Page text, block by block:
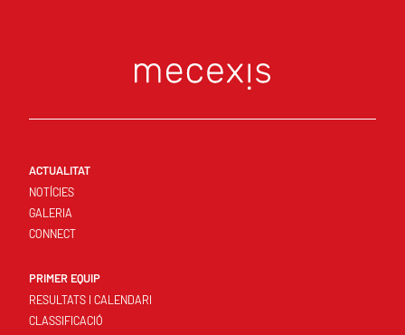
ACTUALITAT
NOTÍCIES
GALERIA
CONNECT
PRIMER EQUIP
RESULTATS I CALENDARI
CLASSIFICACIÓ